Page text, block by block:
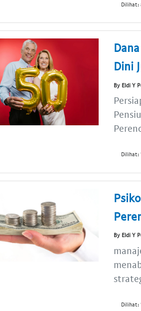
Dilihat:
Dini
By Eldi Y
Dilihat:
By Eldi Y
Dilihat: